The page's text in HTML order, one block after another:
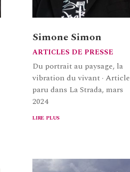
Simone Simon
ARTICLES DE PRESSE
Du portrait au paysage, la
vibration du vivant · Article
paru dans La Strada, mars
2024
lire plus